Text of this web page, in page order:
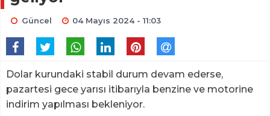
Güncel 04 Mayıs 2024 - 11:03
Dolar kurundaki stabil durum devam ederse,
pazartesi gece yarısı itibarıyla benzine ve motorine
indirim yapılması bekleniyor.